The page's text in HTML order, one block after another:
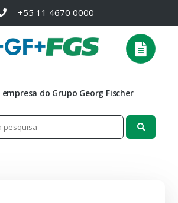
+55 11 4670 0000
empresa do Grupo Georg Fischer